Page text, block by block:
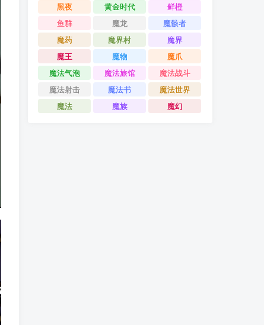
黑夜
黄金时代
鲜橙
鱼群
魔龙
魔骸者
魔药
魔界村
魔界
魔王
魔物
魔爪
魔法气泡
魔法旅馆
魔法战斗
魔法射击
魔法书
魔法世界
魔法
魔族 魔幻